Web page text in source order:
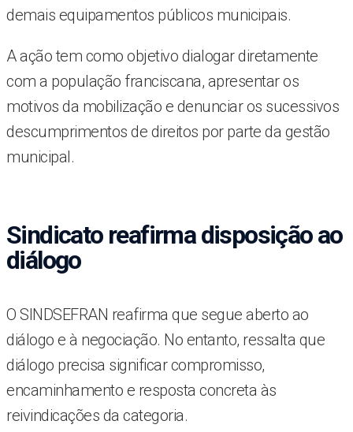
demais equipamentos públicos municipais.
A ação tem como objetivo dialogar diretamente
com a população franciscana, apresentar os
motivos da mobilização e denunciar os sucessivos
descumprimentos de direitos por parte da gestão
municipal.
Sindicato reafirma disposição ao
diálogo
O SINDSEFRAN reafirma que segue aberto ao
diálogo e à negociação. No entanto, ressalta que
diálogo precisa significar compromisso,
encaminhamento e resposta concreta às
reivindicações da categoria.